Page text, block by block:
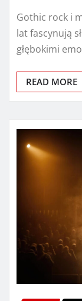
Gothic rock i
lat fascynują
głębokimi
READ MORE